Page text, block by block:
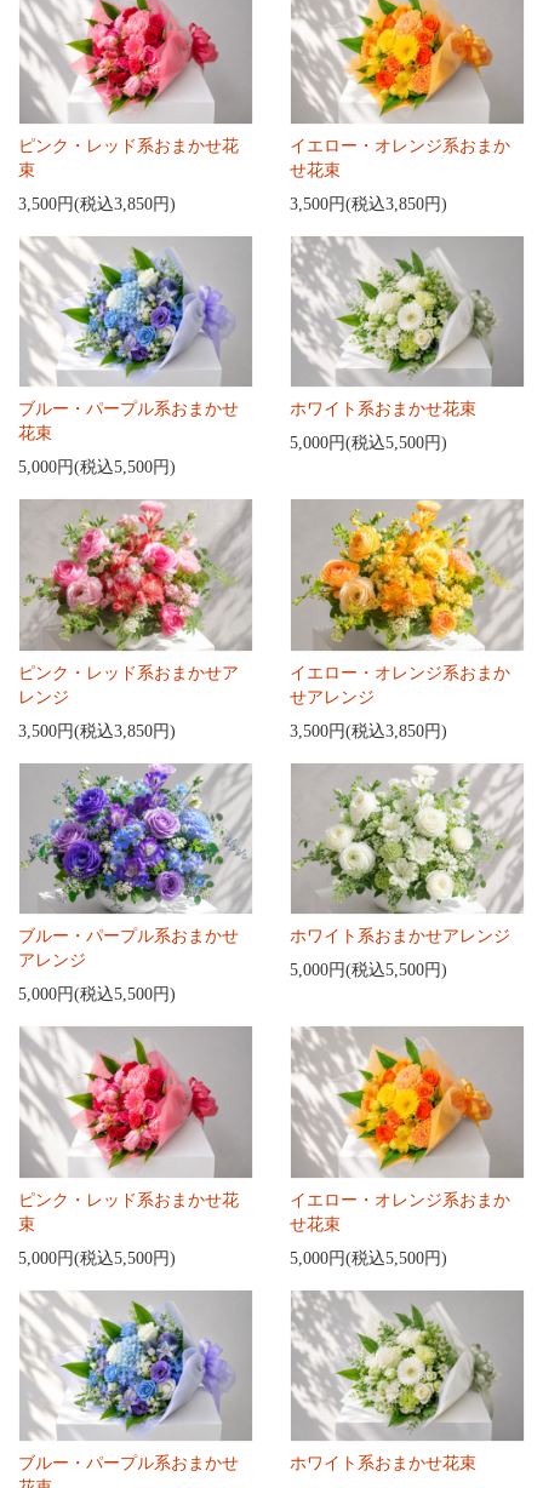
ピンク・レッド系おまかせ花
束
3,500円(税込3,850円)
イエロー・オレンジ系おまか
せ花束
3,500円(税込3,850円)
ブルー・パープル系おまかせ
花束
5,000円(税込5,500円)
ホワイト系おまかせ花束
5,000円(税込5,500円)
ピンク・レッド系おまかせア
レンジ
3,500円(税込3,850円)
イエロー・オレンジ系おまか
せアレンジ
3,500円(税込3,850円)
ブルー・パープル系おまかせ
アレンジ
5,000円(税込5,500円)
ホワイト系おまかせアレンジ
5,000円(税込5,500円)
ピンク・レッド系おまかせ花
束
5,000円(税込5,500円)
イエロー・オレンジ系おまか
せ花束
5,000円(税込5,500円)
ブルー・パープル系おまかせ
ホワイト系おまかせ花束